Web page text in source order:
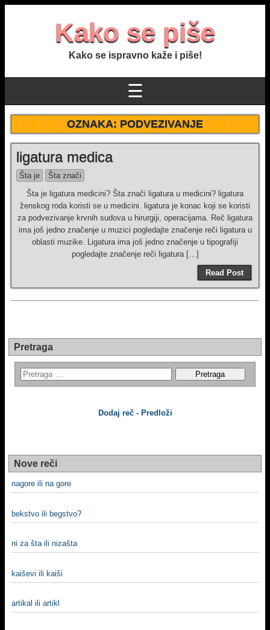
Kako se piše
Kako se ispravno kaže i piše!
☰
OZNAKA:PODVEZIVANJE
ligatura medica
Šta je
Šta znači
Šta je ligatura medicini? Šta znači ligatura u medicini? ligatura
ženskog roda koristi se u medicini. ligatura je konac koji se koristi
za podvezivanje krvnih sudova u hirurgiji, operacijama. Reč ligatura
ima još jedno značenje u muzici pogledajte značenje reči ligatura u
oblasti muzike. Ligatura ima još jedno značenje u tipografiji
pogledajte značenje reči ligatura […]
Read Post
Pretraga
Dodaj reč - Predloži
Nove reči
nagore ili na gore
bekstvo ili begstvo?
ni za šta ili nizašta
kaiševi ili kaiši
artikal ili artikl